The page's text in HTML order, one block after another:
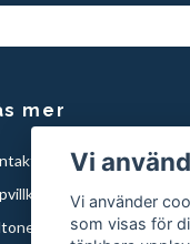
mer
knivar
Vi
Vi använder
som visas för